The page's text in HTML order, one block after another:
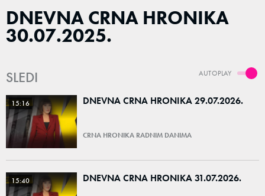
DNEVNA CRNA HRONIKA
30.07.2025.
AUTOPLAY
SLEDI
15:16 DNEVNA CRNA HRONIKA 29.07.2026.
CRNA HRONIKA RADNIM DANIMA
15:40 DNEVNA CRNA HRONIKA 31.07.2026.